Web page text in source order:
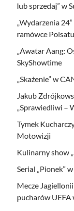
lub sprzedaj” w
„Wydarzenia
ramówce Polsatu
„Awatar Aang:
SkyShowtime
„Skażenie” w
Jakub
„Sprawiedliwi –
Tymek
Motowizji
Kulinarny show
Serial „Pionek”
Mecze
pucharów UEFA